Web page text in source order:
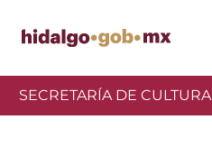
SECRETARÍA DE CULTURA